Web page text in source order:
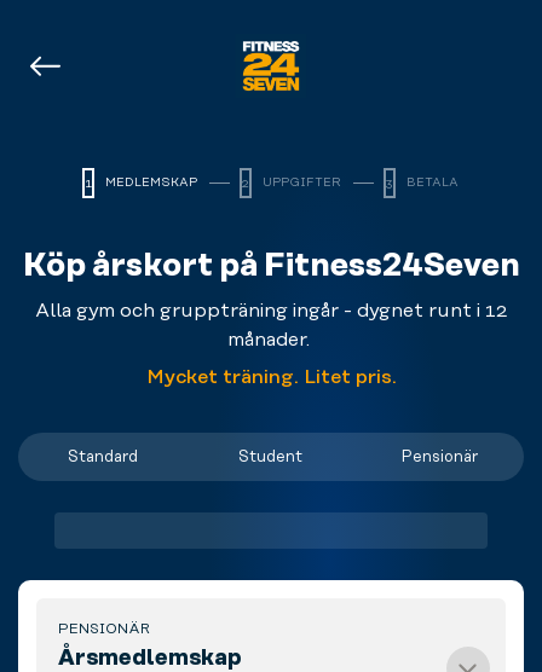
1 MEDLEMSKAP 2 UPPGIFTER 3 BETALA
Köp årskort på Fitness24Seven
Alla gym och gruppträning ingår - dygnet runt i 12
månader.
Mycket träning. Litet pris.
Standard Student Pensionär
PENSIONÄR
Årsmedlemskap